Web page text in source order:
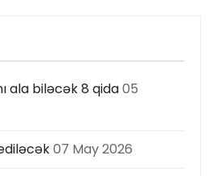
ala biləcək 8 qida05
07 May 2026